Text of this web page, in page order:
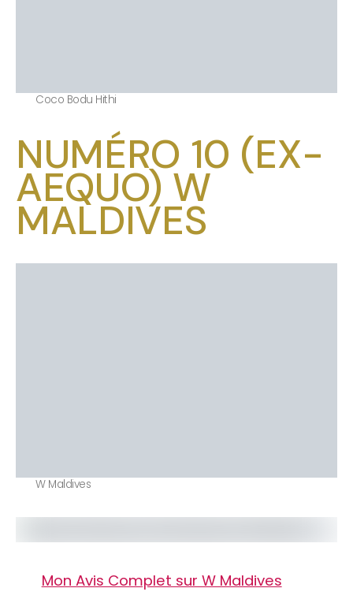
Coco Bodu Hithi
NUMÉRO 10 (EX-
AEQUO) W
MALDIVES
W Maldives
Mon Avis Complet sur W Maldives